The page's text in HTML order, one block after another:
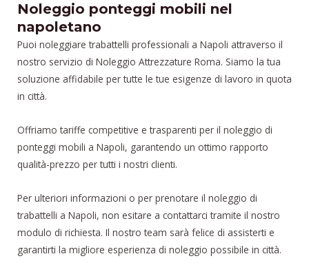
Noleggio ponteggi mobili nel
napoletano
Puoi noleggiare trabattelli professionali a Napoli attraverso il
nostro servizio di Noleggio Attrezzature Roma. Siamo la tua
soluzione affidabile per tutte le tue esigenze di lavoro in quota
in città.
Offriamo tariffe competitive e trasparenti per il noleggio di
ponteggi mobili a Napoli, garantendo un ottimo rapporto
qualità-prezzo per tutti i nostri clienti.
Per ulteriori informazioni o per prenotare il noleggio di
trabattelli a Napoli, non esitare a contattarci tramite il nostro
modulo di richiesta. Il nostro team sarà felice di assisterti e
garantirti la migliore esperienza di noleggio possibile in città.